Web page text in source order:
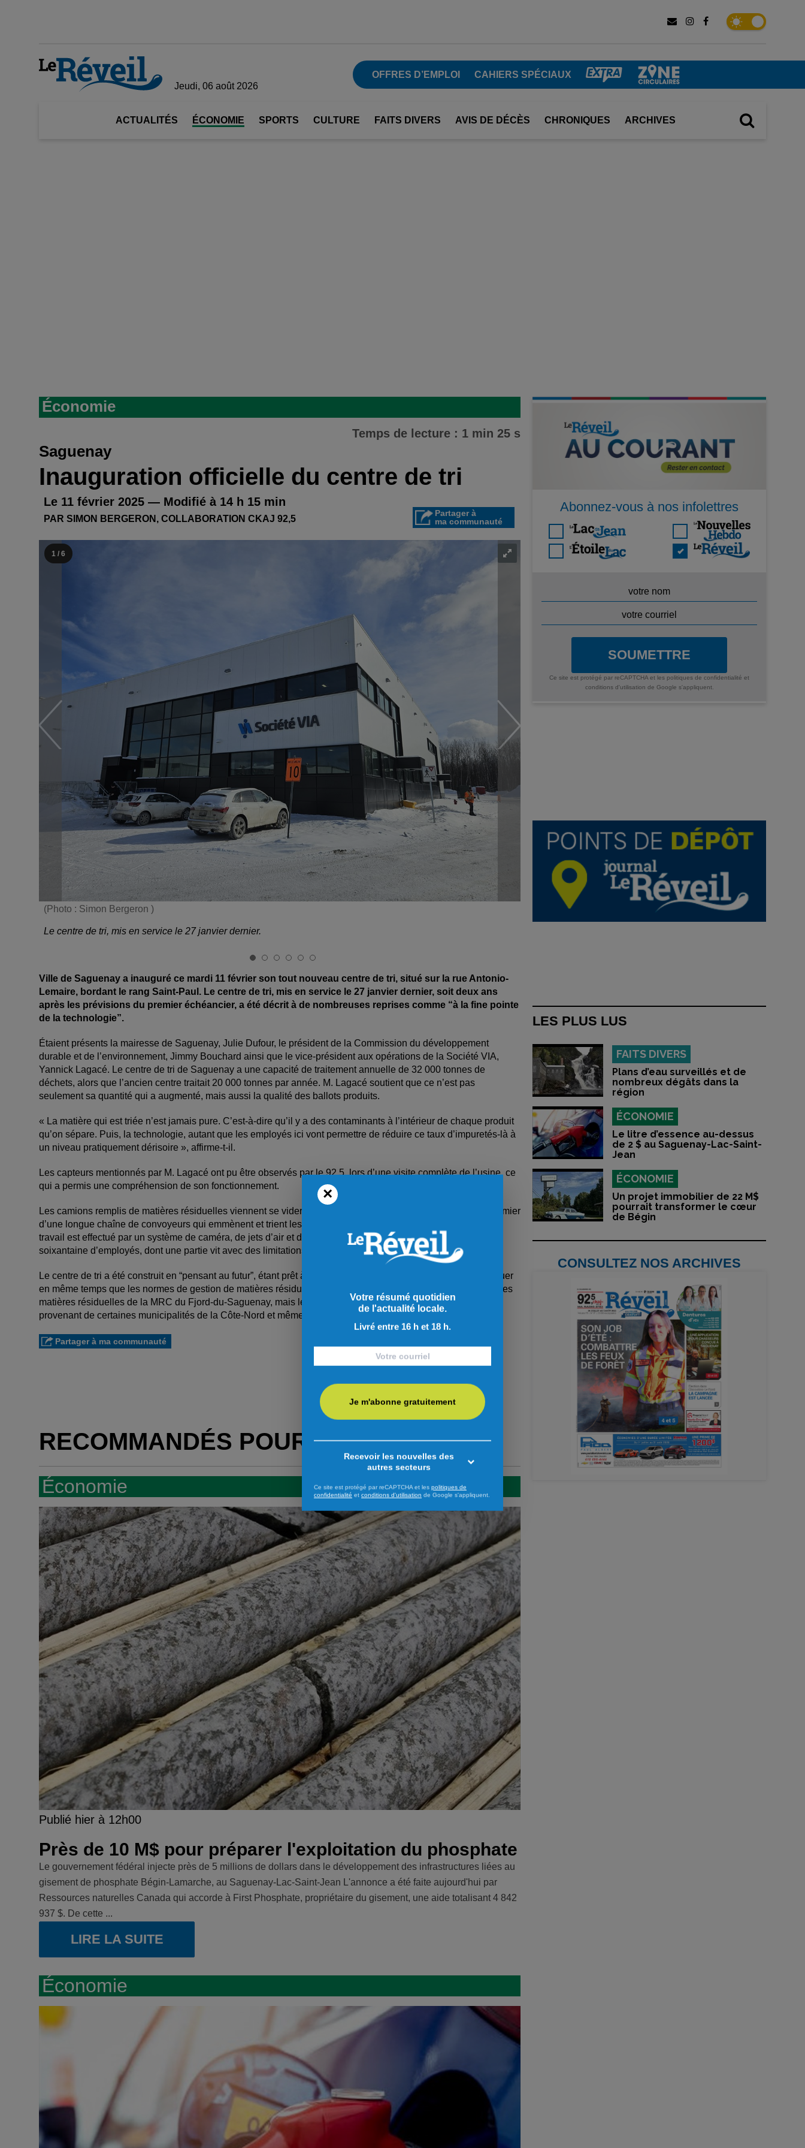
Jeudi, 06 août 2026
OFFRES D’EMPLOI CAHIERS SPÉCIAUX
ACTUALITÉS ÉCONOMIE SPORTS CULTURE FAITS DIVERS AVIS DE DÉCÈS CHRONIQUES ARCHIVES
Économie
Temps de lecture : 1 min 25 s
Saguenay
Inauguration officielle du centre de tri
Le 11 février 2025 — Modifié à 14 h 15 min
PAR SIMON BERGERON, COLLABORATION CKAJ 92,5
Partager à
ma communauté
1 / 6
(Photo : Simon Bergeron )
Le centre de tri, mis en service le 27 janvier dernier.
Ville de Saguenay a inauguré ce mardi 11 février son tout nouveau centre de tri, situé sur la rue Antonio-
Lemaire, bordant le rang Saint-Paul. Le centre de tri, mis en service le 27 janvier dernier, soit deux ans
après les prévisions du premier échéancier, a été décrit à de nombreuses reprises comme “à la fine pointe
de la technologie”.
Étaient présents la mairesse de Saguenay, Julie Dufour, le président de la Commission du développement
durable et de l’environnement, Jimmy Bouchard ainsi que le vice-président aux opérations de la Société VIA,
Yannick Lagacé. Le centre de tri de Saguenay a une capacité de traitement annuelle de 32 000 tonnes de
déchets, alors que l’ancien centre traitait 20 000 tonnes par année. M. Lagacé soutient que ce n’est pas
seulement sa quantité qui a augmenté, mais aussi la qualité des ballots produits.
« La matière qui est triée n’est jamais pure. C’est-à-dire qu’il y a des contaminants à l’intérieur de chaque produit
qu’on sépare. Puis, la technologie, autant que les employés ici vont permettre de réduire ce taux d’impuretés-là à
un niveau pratiquement dérisoire », affirme-t-il.
Les capteurs mentionnés par M. Lagacé ont pu être observés par le 92,5, lors d’une visite complète de l’usine, ce
qui a permis une compréhension de son fonctionnement.
Les camions remplis de matières résiduelles viennent se vider au centre de tri, où elles sont étalées sur le premier
d’une longue chaîne de convoyeurs qui emmènent et trient les ordures selon la matière qui les constituent. Ce
travail est effectué par un système de caméra, de jets d’air et d’aimants, facilitant grandement le travail de la
soixantaine d’employés, dont une partie vit avec des limitations fonctionnelles.
Le centre de tri a été construit en “pensant au futur”, étant prêt à accueillir de nouveaux équipements et d’évoluer
en même temps que les normes de gestion de matières résiduelles. De plus, l’ancien centre de tri gérait déjà les
matières résiduelles de la MRC du Fjord-du-Saguenay, mais le nouveau accueillera aussi des matières
provenant de certaines municipalités de la Côte-Nord et même de Charlevoix.
Partager à ma communauté
RECOMMANDÉS POUR VOUS
Économie
Publié hier à 12h00
Près de 10 M$ pour préparer l'exploitation du phosphate
Le gouvernement fédéral injecte près de 5 millions de dollars dans le développement des infrastructures liées au
gisement de phosphate Bégin-Lamarche, au Saguenay-Lac-Saint-Jean L'annonce a été faite aujourd'hui par
Ressources naturelles Canada qui accorde à First Phosphate, propriétaire du gisement, une aide totalisant 4 842
937 $. De cette ...
LIRE LA SUITE
Économie
Abonnez-vous à nos infolettres
SOUMETTRE
Ce site est protégé par reCAPTCHA et les politiques de confidentialité et
conditions d'utilisation de Google s'appliquent.
LES PLUS LUS
FAITS DIVERS
Plans d’eau surveillés et de
nombreux dégâts dans la
région
ÉCONOMIE
Le litre d’essence au-dessus
de 2 $ au Saguenay-Lac-Saint-
Jean
ÉCONOMIE
Un projet immobilier de 22 M$
pourrait transformer le cœur
de Bégin
CONSULTEZ NOS ARCHIVES
×
Votre résumé quotidien
de l'actualité locale.
Livré entre 16 h et 18 h.
Je m'abonne gratuitement
Recevoir les nouvelles des
autres secteurs
Ce site est protégé par reCAPTCHA et les politiques de
confidentialité et conditions d'utilisation de Google s'appliquent.